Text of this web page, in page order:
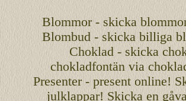
Blommor - skicka
Blombud - skicka billiga
Choklad - skicka
chokladfontän via
Presenter - present online!
julklappar! Skicka en